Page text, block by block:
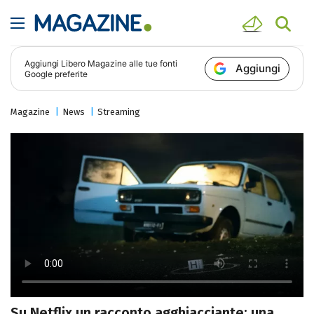
Aggiungi Libero Magazine alle tue fonti
Google preferite
Aggiungi
Magazine News Streaming